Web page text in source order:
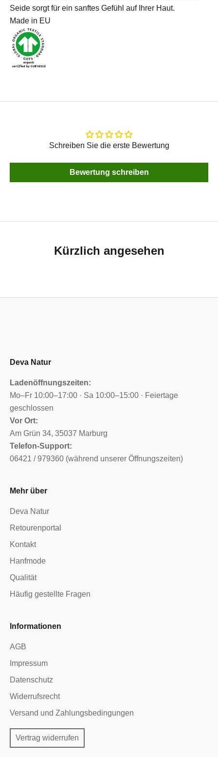
Seide sorgt für ein sanftes Gefühl auf Ihrer Haut.
Made in EU
Schreiben Sie die erste Bewertung
Bewertung schreiben
Kürzlich angesehen
Deva Natur
Ladenöffnungszeiten:
Mo–Fr 10:00–17:00 · Sa 10:00–15:00 · Feiertage
geschlossen
Vor Ort:
Am Grün 34, 35037 Marburg
Telefon-Support:
06421 / 979360 (während unserer Öffnungszeiten)
Mehr über
Deva Natur
Retourenportal
Kontakt
Hanfmode
Qualität
Häufig gestellte Fragen
Informationen
AGB
Impressum
Datenschutz
Widerrufsrecht
Versand und Zahlungsbedingungen
Vertrag widerrufen